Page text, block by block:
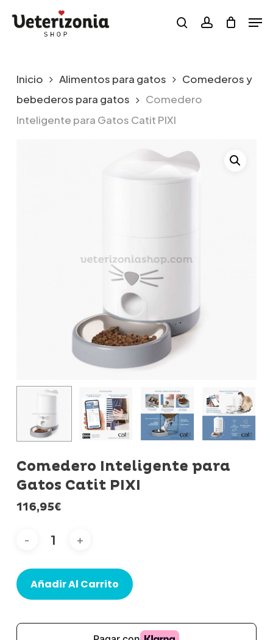
searchaccount
Inicio Alimentos para gatos
Comederos y
bebederos para gatos
Comedero
Inteligente para Gatos Catit PIXI
Comedero Inteligente para
Gatos Catit PIXI
116,95€
Añadir Al Carrito